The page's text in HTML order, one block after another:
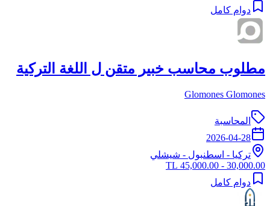
دوام كامل
مطلوب محاسب خبير متقن ل اللغة التركية
Glomones Glomones
المحاسبة
2026-04-28
تركيا - اسطنبول - شيشلي
30,000.00 - 45,000.00 TL
دوام كامل